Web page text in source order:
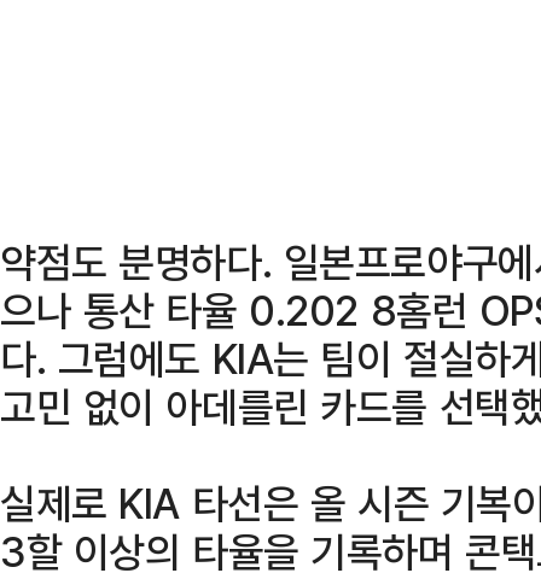
약점도 분명하다. 일본프로야구
으나 통산 타율 0.202 8홈런
다. 그럼에도 KIA는 팀이 절실하
고민 없이 아데를린 카드를 선택
실제로 KIA 타선은 올 시즌 기복
3할 이상의 타율을 기록하며 콘